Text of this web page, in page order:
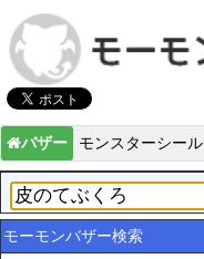
バザー モンスターシール
モーモンバザー検索